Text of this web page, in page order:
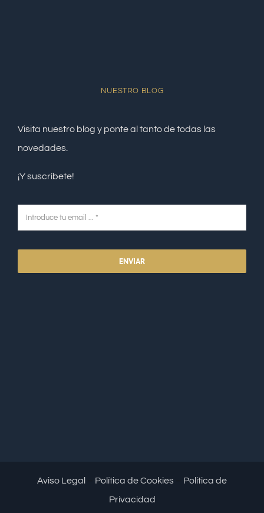
NUESTRO BLOG
Visita nuestro blog y ponte al tanto de todas las
novedades.
¡Y suscríbete!
ENVIAR
Aviso Legal Política de Cookies
Política de
Privacidad